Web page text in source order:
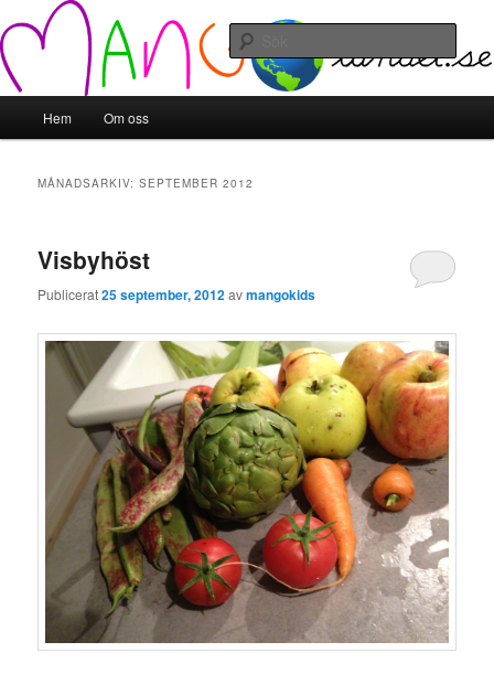
till
primärt
innehåll
till
sekundärt
innehållMangolandet
Hem Om oss
MÅNADSARKIV:SEPTEMBER 2012
Visbyhöst
Publicerat25 september, 2012avmangokids